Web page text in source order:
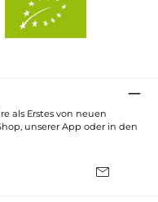
als Erstes von neuen
unserer App oder in den